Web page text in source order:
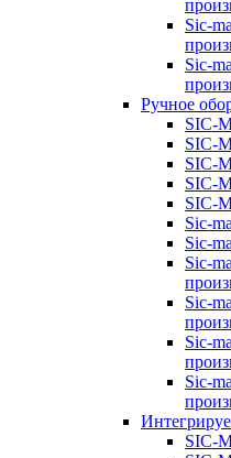
Sic-
Sic-
Ручное
SIC-
SIC-
SIC-
SIC-
SIC-
Sic-
Sic-
Sic-
Sic-
Sic-
Sic-
SIC-